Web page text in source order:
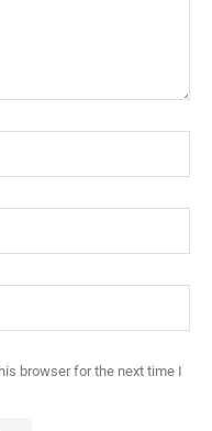
browser for the next time I